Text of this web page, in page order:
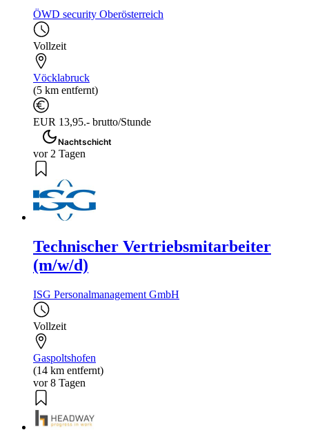
ÖWD security Oberösterreich
Vollzeit
Vöcklabruck
(5 km entfernt)
EUR 13,95.- brutto/Stunde
Nachtschicht
vor 2 Tagen
Technischer Vertriebsmitarbeiter
(m/w/d)
ISG Personalmanagement GmbH
Vollzeit
Gaspoltshofen
(14 km entfernt)
vor 8 Tagen